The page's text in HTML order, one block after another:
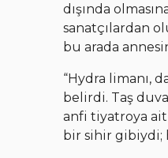
dışında
sanatçılardan
bu arada
“Hydra limanı,
belirdi. Taş
anfi tiyatroya ait
bir sihir gibiydi;